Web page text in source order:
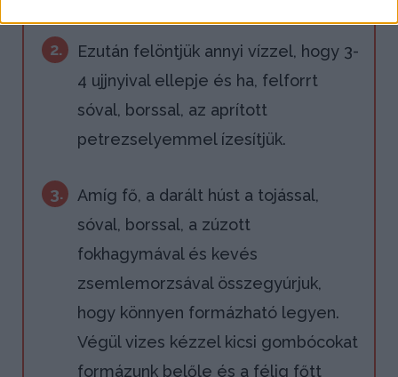
2.
Ezután felöntjük annyi vízzel, hogy 3-
4 ujjnyival ellepje és ha, felforrt
sóval, borssal, az aprított
petrezselyemmel ízesítjük.
3.
Amíg fő, a darált húst a tojással,
sóval, borssal, a zúzott
fokhagymával és kevés
zsemlemorzsával összegyúrjuk,
hogy könnyen formázható legyen.
Végül vizes kézzel kicsi gombócokat
formázunk belőle és a félig főtt